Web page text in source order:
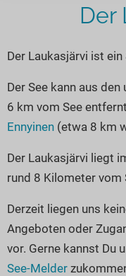
Wellness am See
Romantik Hotels
Kanu- & Kajak-Urlaub
Wanderurlaub
Bikeurlaub
Auszeit & Wellness
Familienhotels
Wellness-Hotels
Biohotels
Ausgefallenes
Häuser auf dem
Hundefreundliche
Glamping
Überwachte
Unsere See-Highlights
Deutschlands
Top Seen nach
Top Seen nach
Deutschlands
Seen in Europa
Österreich
Schweiz
Frankreich
Der
Der Laukasjärvi ist
Der See kann aus
6 km vom See
Ennyinen (etwa 8 km
Der Laukasjärvi liegt
rund 8 Kilometer vom
Derzeit liegen uns
Angeboten oder
vor. Gerne kannst Du
See-Melder